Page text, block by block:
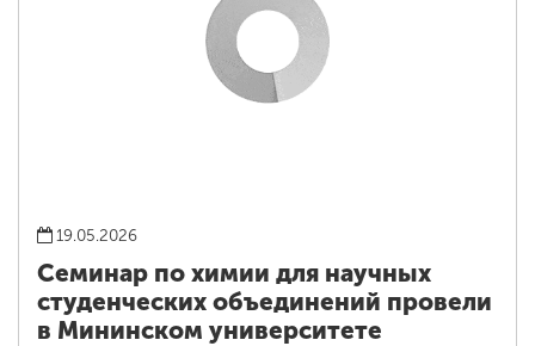
19.05.2026
Семинар по химии для научных
студенческих объединений провели
в Мининском университете